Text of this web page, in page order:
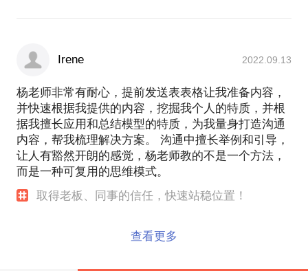
Irene 2022.09.13
杨老师非常有耐心，提前发送表表格让我准备内容，
并快速根据我提供的内容，挖掘我个人的特质，并根
据我擅长应用和总结模型的特质，为我量身打造沟通
内容，帮我梳理解决方案。 沟通中擅长举例和引导，
让人有豁然开朗的感觉，杨老师教的不是一个方法，
而是一种可复用的思维模式。
取得老板、同事的信任，快速站稳位置！
查看更多